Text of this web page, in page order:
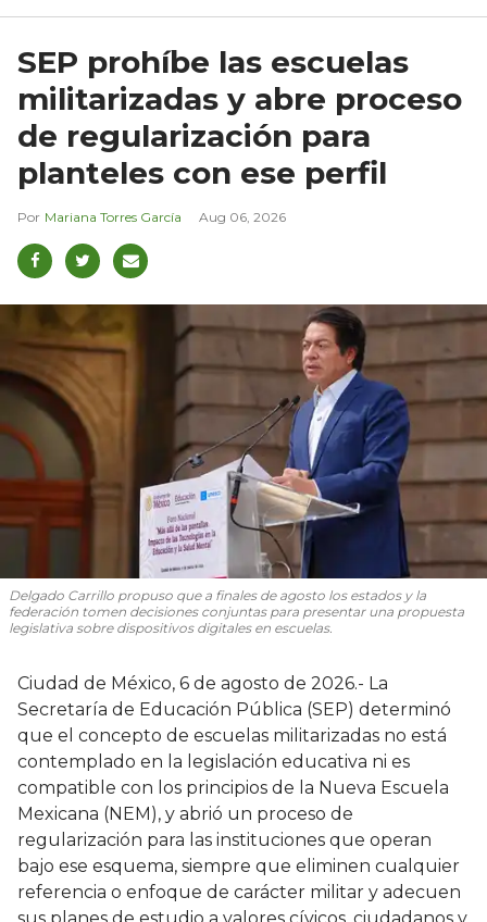
SEP prohíbe las escuelas
militarizadas y abre proceso
de regularización para
planteles con ese perfil
Mariana Torres García Aug 06, 2026
Delgado Carrillo propuso que a finales de agosto los estados y la
federación tomen decisiones conjuntas para presentar una propuesta
legislativa sobre dispositivos digitales en escuelas.
Ciudad de México, 6 de agosto de 2026.- La
Secretaría de Educación Pública (SEP) determinó
que el concepto de escuelas militarizadas no está
contemplado en la legislación educativa ni es
compatible con los principios de la Nueva Escuela
Mexicana (NEM), y abrió un proceso de
regularización para las instituciones que operan
bajo ese esquema, siempre que eliminen cualquier
referencia o enfoque de carácter militar y adecuen